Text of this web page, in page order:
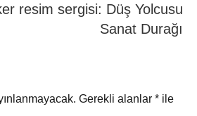
resim sergisi: Düş Yolcusu
Sanat Durağı
Gerekli alanlar * ile